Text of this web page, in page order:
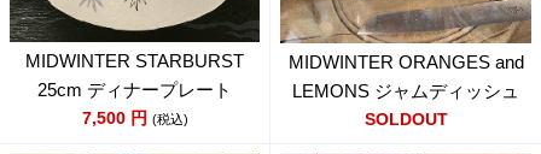
MIDWINTER STARBURST
25cm ディナープレート
7,500 円 (税込)
MIDWINTER ORANGES and
LEMONS ジャムディッシュ
SOLDOUT